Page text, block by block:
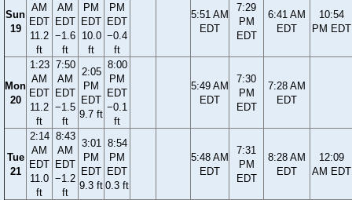
Sun
19
AM
EDT
11.2
ft
AM
EDT
−1.6
ft
PM
EDT
10.0
ft
PM
EDT
−0.4
ft
5:51 AM
EDT
7:29
PM
EDT
6:41 AM
EDT
10:54
PM EDT
Mon
20
1:23
AM
EDT
11.2
ft
7:50
AM
EDT
−1.5
ft
2:05
PM
EDT
9.7 ft
8:00
PM
EDT
−0.1
ft
5:49 AM
EDT
7:30
PM
EDT
7:28 AM
EDT
Tue
21
2:14
AM
EDT
11.0
ft
8:43
AM
EDT
−1.2
ft
3:01
PM
EDT
9.3 ft
8:54
PM
EDT
0.3 ft
5:48 AM
EDT
7:31
PM
EDT
8:28 AM
EDT
12:09
AM EDT